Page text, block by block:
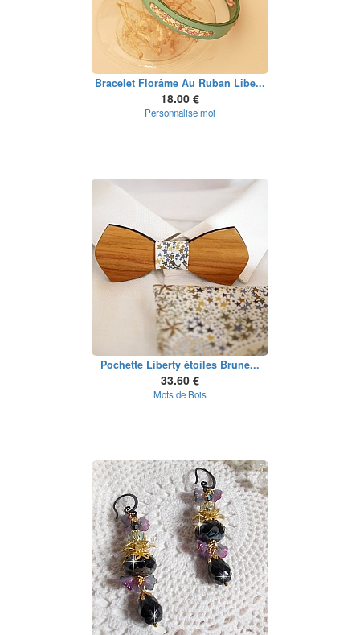
Bracelet Florâme Au Ruban Libe...
18.00 €
Personnalise moi
Pochette Liberty étoiles Brune...
33.60 €
Mots de Bois